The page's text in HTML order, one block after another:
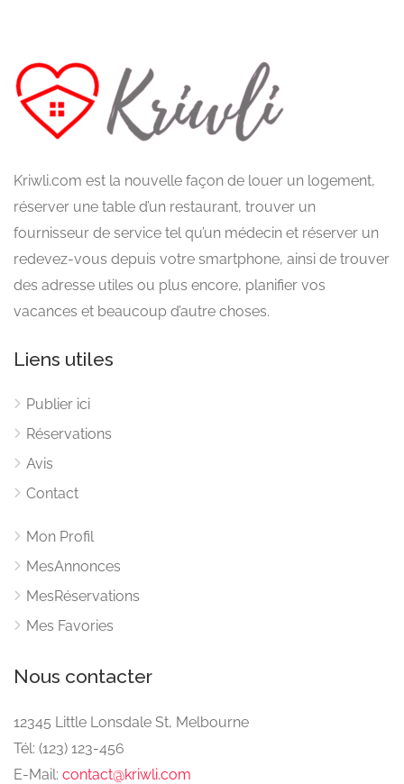
Kriwli.com est la nouvelle façon de louer un logement,
réserver une table d’un restaurant, trouver un
fournisseur de service tel qu’un médecin et réserver un
redevez-vous depuis votre smartphone, ainsi de trouver
des adresse utiles ou plus encore, planifier vos
vacances et beaucoup d’autre choses.
Liens utiles
Publier ici
Réservations
Avis
Contact
Mon Profil
MesAnnonces
MesRéservations
Mes Favories
Nous contacter
12345 Little Lonsdale St, Melbourne
Tél: (123) 123-456
E-Mail: contact@kriwli.com